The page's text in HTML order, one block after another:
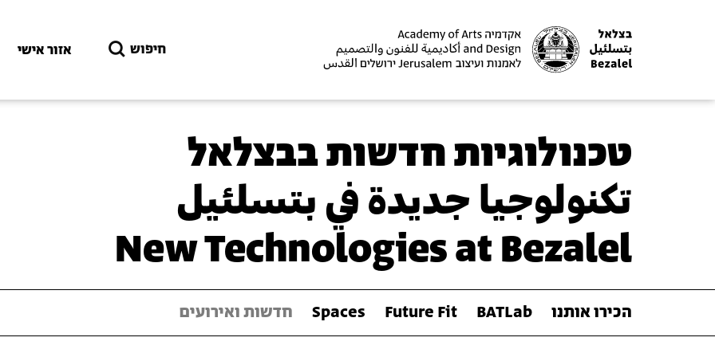
חיפוש אזור אישי
טכנולוגיות חדשות בבצלאל
تكنولوجيا جديدة في بتسلئيل
New Technologies at Bezalel
הכירו אותנו BATLab
Future Fit
Spaces חדשות ואירועים